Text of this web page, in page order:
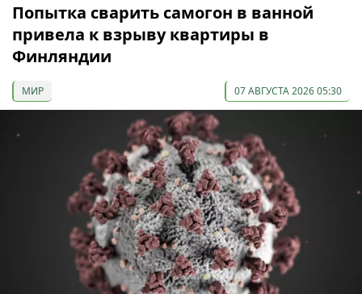
Попытка сварить самогон в ванной
привела к взрыву квартиры в
Финляндии
МИР 07 АВГУСТА 2026 05:30